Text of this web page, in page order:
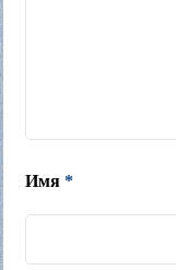
Имя *